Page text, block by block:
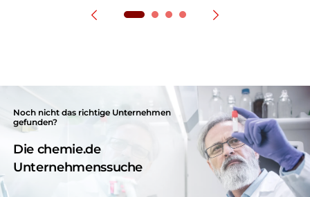
Noch nicht das richtige Unternehmen
gefunden?
Die chemie.de
Unternehmenssuche